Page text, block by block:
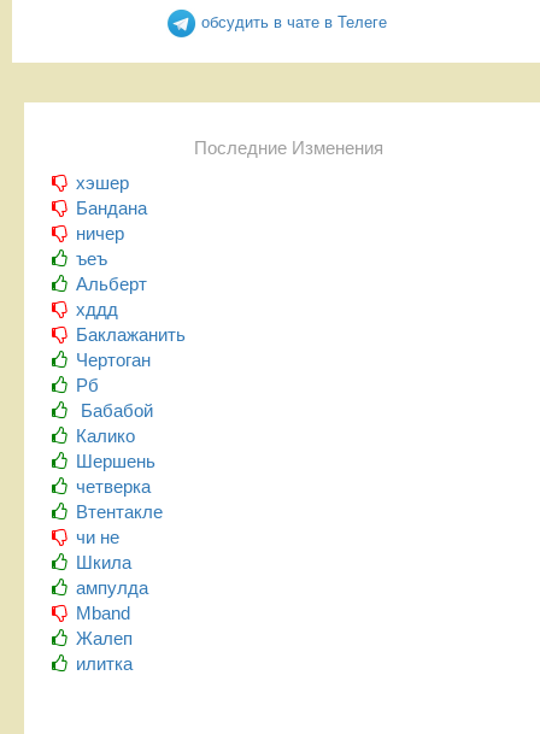
обсудить в чате в Телеге
Последние Изменения
хэшер
Бандана
ничер
ъеъ
Альберт
хддд
Баклажанить
Чертоган
Рб
Бабабой
Калико
Шершень
четверка
Втентакле
чи не
Шкила
ампулда
Mband
Жалеп
илитка